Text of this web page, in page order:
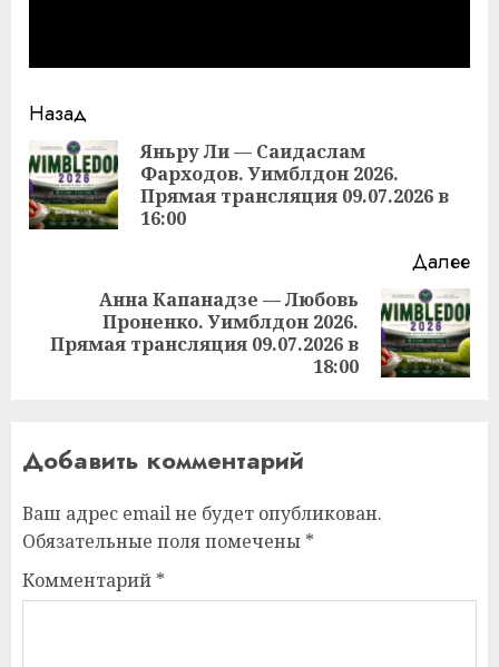
Продолжить
чтение
Назад
Яньру Ли — Саидаслам
Фарходов. Уимблдон 2026.
Прямая трансляция 09.07.2026 в
16:00
Далее
Следующая
запись:
Анна Капанадзе — Любовь
Проненко. Уимблдон 2026.
Прямая трансляция 09.07.2026 в
18:00
Добавить комментарий
Ваш адрес email не будет опубликован.
Обязательные поля помечены *
Комментарий *